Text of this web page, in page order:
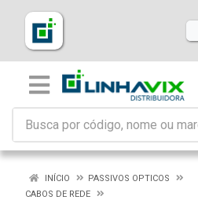
INÍCIO
PASSIVOS OPTICOS
CABOS DE REDE